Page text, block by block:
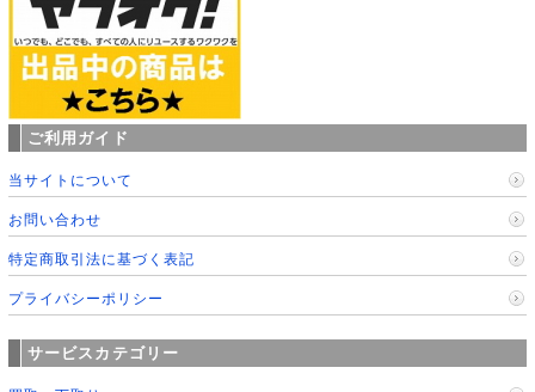
ご利用ガイド
当サイトについて
お問い合わせ
特定商取引法に基づく表記
プライバシーポリシー
サービスカテゴリー